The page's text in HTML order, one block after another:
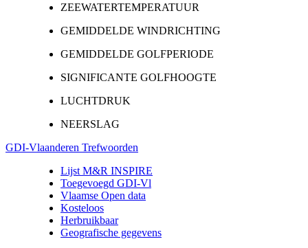
ZEEWATERTEMPERATUUR
GEMIDDELDE WINDRICHTING
GEMIDDELDE GOLFPERIODE
SIGNIFICANTE GOLFHOOGTE
LUCHTDRUK
NEERSLAG
GDI-Vlaanderen Trefwoorden
Lijst M&R INSPIRE
Toegevoegd GDI-Vl
Vlaamse Open data
Kosteloos
Herbruikbaar
Geografische gegevens